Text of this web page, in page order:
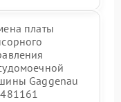
платы
Gaggenau